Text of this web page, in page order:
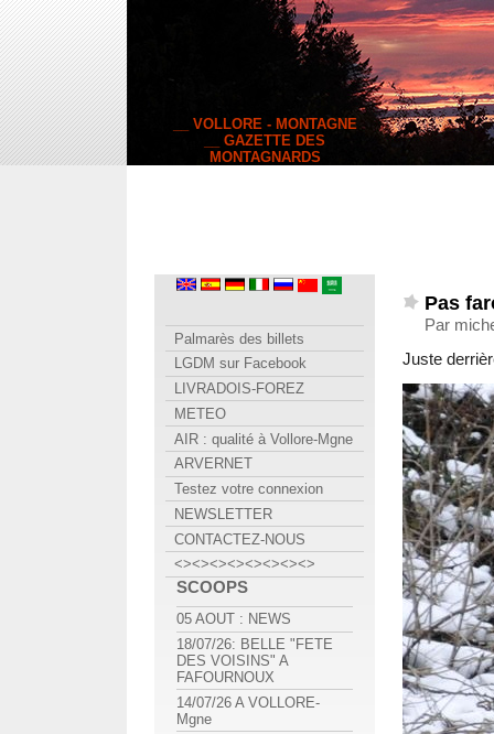
__ VOLLORE - MONTAGNE
__ GAZETTE DES
MONTAGNARDS
Pas
Par
Juste
Palmarès des billets
LGDM sur Facebook
LIVRADOIS-FOREZ
METEO
AIR : qualité à Vollore-Mgne
ARVERNET
Testez votre connexion
NEWSLETTER
CONTACTEZ-NOUS
<><><><><><><><>
SCOOPS
05 AOUT : NEWS
18/07/26: BELLE "FETE
DES VOISINS" A
FAFOURNOUX
14/07/26 A VOLLORE-
Mgne